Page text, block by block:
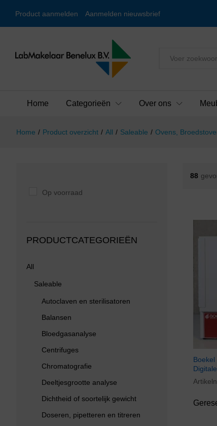
Product aanmelden Aanmelden nieuwsbrief
Alles
Home Categorieën Over ons
Home / Product overzicht / All / Saleable / Ovens,
88
Op voorraad
PRODUCTCATEGORIEËN
All
Saleable
Autoclaven en sterilisatoren
Balansen
Bloedgasanalyse
Centrifuges
Chromatografie
Deeltjesgrootte analyse
Dichtheid of soortelijk gewicht
Doseren, pipetteren en titreren